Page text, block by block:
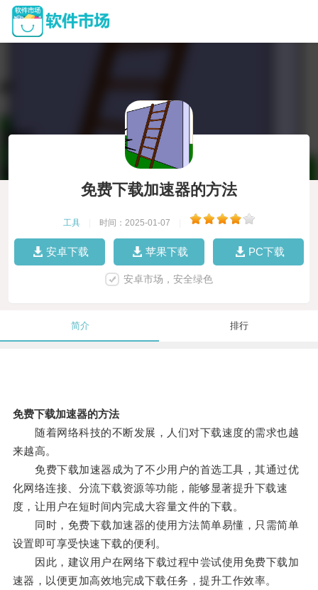
免费下载加速器的方法
工具 时间：2025-01-07
安卓下载 苹果下载 PC下载
安卓市场，安全绿色
简介 排行
免费下载加速器的方法
随着网络科技的不断发展，人们对下载速度的需求也越
来越高。
免费下载加速器成为了不少用户的首选工具，其通过优
化网络连接、分流下载资源等功能，能够显著提升下载速
度，让用户在短时间内完成大容量文件的下载。
同时，免费下载加速器的使用方法简单易懂，只需简单
设置即可享受快速下载的便利。
因此，建议用户在网络下载过程中尝试使用免费下载加
速器，以便更加高效地完成下载任务，提升工作效率。